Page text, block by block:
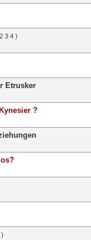
2 3 4 )
Etrusker
?
durchschnittlich
)